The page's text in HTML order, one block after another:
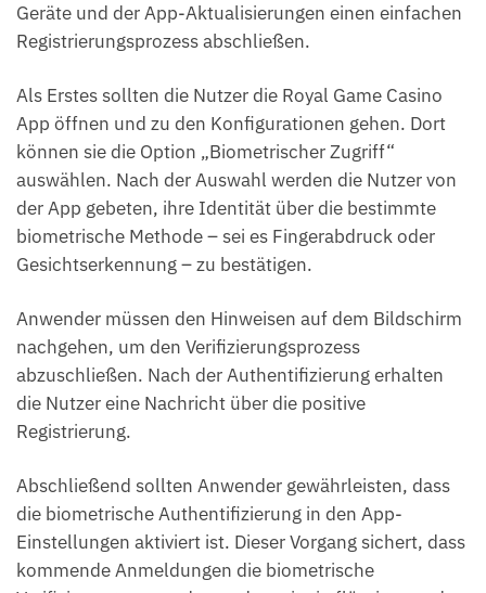
Geräte und der App-Aktualisierungen einen einfachen
Registrierungsprozess abschließen.
Als Erstes sollten die Nutzer die Royal Game Casino
App öffnen und zu den Konfigurationen gehen. Dort
können sie die Option „Biometrischer Zugriff“
auswählen. Nach der Auswahl werden die Nutzer von
der App gebeten, ihre Identität über die bestimmte
biometrische Methode – sei es Fingerabdruck oder
Gesichtserkennung – zu bestätigen.
Anwender müssen den Hinweisen auf dem Bildschirm
nachgehen, um den Verifizierungsprozess
abzuschließen. Nach der Authentifizierung erhalten
die Nutzer eine Nachricht über die positive
Registrierung.
Abschließend sollten Anwender gewährleisten, dass
die biometrische Authentifizierung in den App-
Einstellungen aktiviert ist. Dieser Vorgang sichert, dass
kommende Anmeldungen die biometrische